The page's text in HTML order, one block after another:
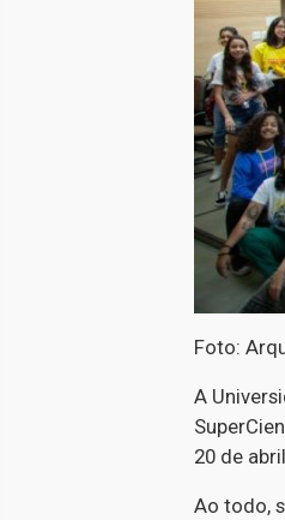
Foto:
A
20 de
Ao todo,